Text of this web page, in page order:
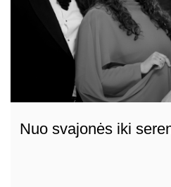
Nuo svajonės iki